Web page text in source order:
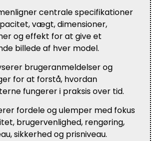
centrale specifikationer
vægt, dimensioner,
og effekt for at give et
billede af hver model.
brugeranmeldelser og
for at forstå, hvordan
fungerer i praksis over tid.
fordele og ulemper med fokus
brugervenlighed, rengøring,
sikkerhed og prisniveau.